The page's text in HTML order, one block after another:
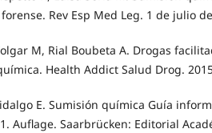
Rev Esp Med Leg. 1 de julio
M, Rial Boubeta A. Drogas
Health Addict Salud Drog.
E. Sumisión química Guía
Auflage. Saarbrücken: Editorial